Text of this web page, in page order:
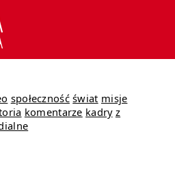
społeczność świat misje
komentarze kadry z